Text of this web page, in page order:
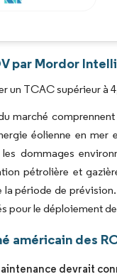
par Mordor
un TCAC supérieur à
marché
éolienne en
dommages
pétrolière et
période de
le déploiement
américain des
devrait